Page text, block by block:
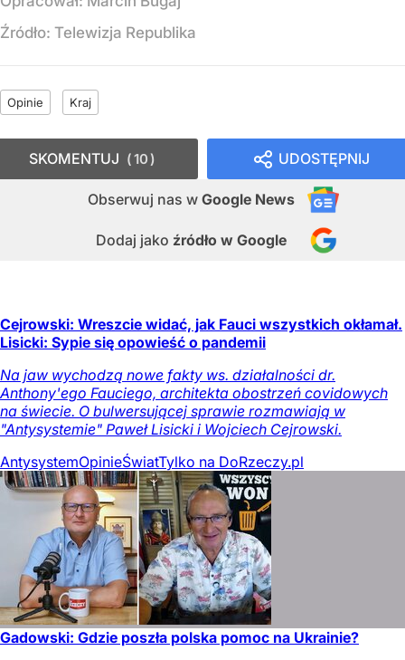
Źródło: Telewizja Republika
Opinie Kraj
UDOSTĘPNIJ
Obserwuj nas w Google News
Dodaj jako źródło w Google
SKOMENTUJ 10
Cejrowski: Wreszcie widać, jak Fauci wszystkich okłamał.
Lisicki: Sypie się opowieść o pandemii
Na jaw wychodzą nowe fakty ws. działalności dr.
Anthony'ego Fauciego, architekta obostrzeń covidowych
na świecie. O bulwersującej sprawie rozmawiają w
"Antysystemie" Paweł Lisicki i Wojciech Cejrowski.
AntysystemOpinieŚwiatTylko na DoRzeczy.pl
Gadowski: Gdzie poszła polska pomoc na Ukrainie?